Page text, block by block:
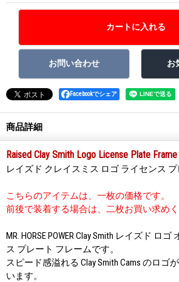
Facebookでシェア
商品詳細
Raised Clay Smith Logo License Plate Frame
レイズド クレイスミス ロゴ ライセンス
こちらのアイテムは、一枚の価格です。
前後で装着する場合は、二枚お買い求めく
MR. HORSE POWER Clay Smith レイズド ロ
ス プレート フレームです。
スピード感溢れる Clay Smith Cams のロゴ
います。